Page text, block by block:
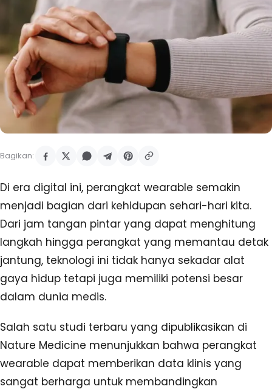
Bagikan:
Di era digital ini, perangkat wearable semakin
menjadi bagian dari kehidupan sehari-hari kita.
Dari jam tangan pintar yang dapat menghitung
langkah hingga perangkat yang memantau detak
jantung, teknologi ini tidak hanya sekadar alat
gaya hidup tetapi juga memiliki potensi besar
dalam dunia medis.
Salah satu studi terbaru yang dipublikasikan di
Nature Medicine menunjukkan bahwa perangkat
wearable dapat memberikan data klinis yang
sangat berharga untuk membandingkan